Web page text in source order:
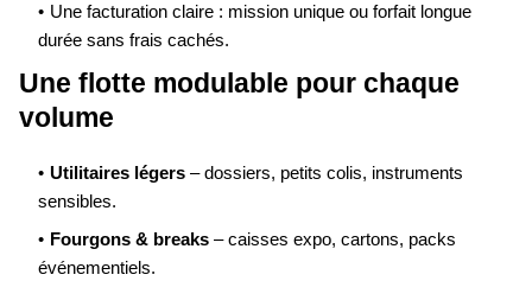
Une facturation claire : mission unique ou forfait longue
durée sans frais cachés.
Une flotte modulable pour chaque
volume
Utilitaires légers – dossiers, petits colis, instruments
sensibles.
Fourgons & breaks – caisses expo, cartons, packs
événementiels.